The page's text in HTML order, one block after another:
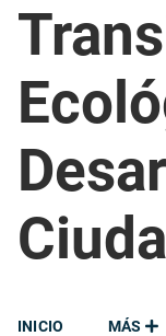
MÁS
INICIO